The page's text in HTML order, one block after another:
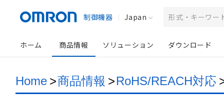
制御機器 Japan
ホーム 商品情報 ソリューション ダウンロード
Home >商品情報 >RoHS/REACH対応